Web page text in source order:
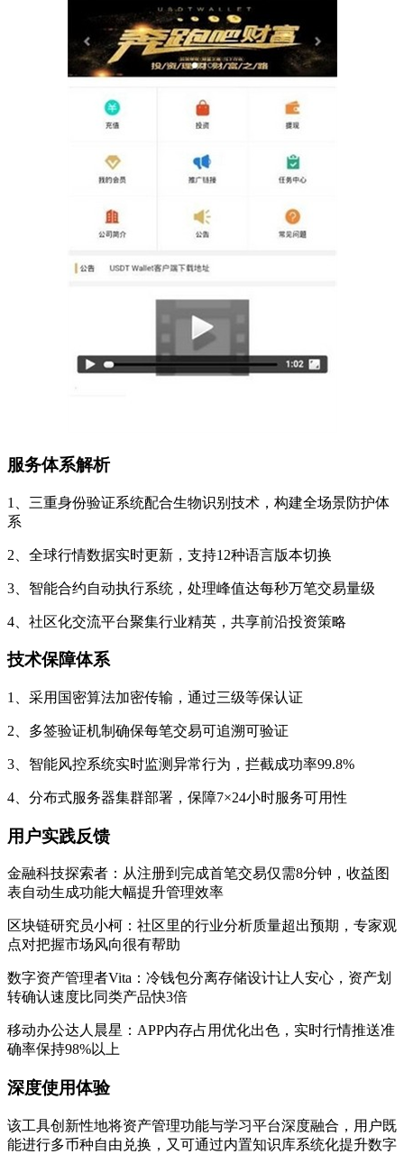
服务体系解析
1、三重身份验证系统配合生物识别技术，构建全场景防护体
系
2、全球行情数据实时更新，支持12种语言版本切换
3、智能合约自动执行系统，处理峰值达每秒万笔交易量级
4、社区化交流平台聚集行业精英，共享前沿投资策略
技术保障体系
1、采用国密算法加密传输，通过三级等保认证
2、多签验证机制确保每笔交易可追溯可验证
3、智能风控系统实时监测异常行为，拦截成功率99.8%
4、分布式服务器集群部署，保障7×24小时服务可用性
用户实践反馈
金融科技探索者：从注册到完成首笔交易仅需8分钟，收益图
表自动生成功能大幅提升管理效率
区块链研究员小柯：社区里的行业分析质量超出预期，专家观
点对把握市场风向很有帮助
数字资产管理者Vita：冷钱包分离存储设计让人安心，资产划
转确认速度比同类产品快3倍
移动办公达人晨星：APP内存占用优化出色，实时行情推送准
确率保持98%以上
深度使用体验
该工具创新性地将资产管理功能与学习平台深度融合，用户既
能进行多币种自由兑换，又可通过内置知识库系统化提升数字